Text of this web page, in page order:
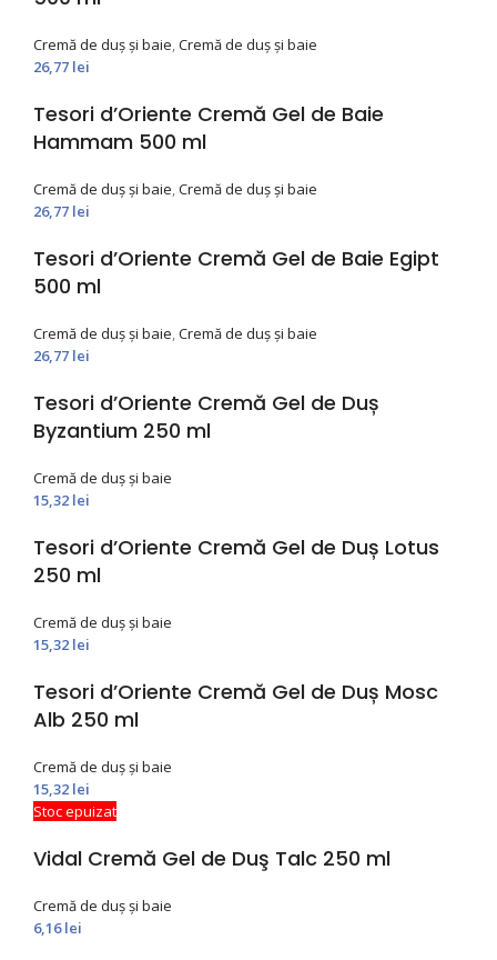
Cremă de duș și baie,Cremă de duș și baie
26,77 lei
Tesori d’Oriente Cremă Gel de Baie
Hammam 500 ml
Cremă de duș și baie,Cremă de duș și baie
26,77 lei
Tesori d’Oriente Cremă Gel de Baie Egipt
500 ml
Cremă de duș și baie,Cremă de duș și baie
26,77 lei
Tesori d’Oriente Cremă Gel de Duș
Byzantium 250 ml
Cremă de duș și baie
15,32 lei
Tesori d’Oriente Cremă Gel de Duș Lotus
250 ml
Cremă de duș și baie
15,32 lei
Tesori d’Oriente Cremă Gel de Duș Mosc
Alb 250 ml
Cremă de duș și baie
15,32 lei
Stoc epuizat
Vidal Cremă Gel de Duş Talc 250 ml
Cremă de duș și baie
6,16lei